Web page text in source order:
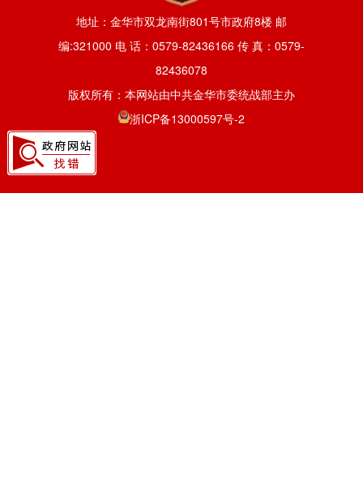
地址：金华市双龙南街801号市政府8楼 邮
编:321000 电 话：0579-82436166 传 真：0579-
82436078
版权所有：本网站由中共金华市委统战部主办
浙ICP备13000597号-2